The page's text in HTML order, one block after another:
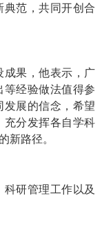
典范，共同开创合
成果，他表示，广
经验做法值得参
展的信念，希望
充分发挥各自学科
新路径。
研管理工作以及